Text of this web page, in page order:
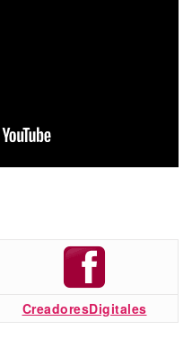
CreadoresDigitales